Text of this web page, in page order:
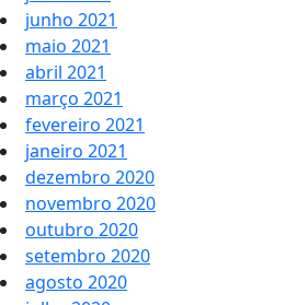
junho 2021
maio 2021
abril 2021
março 2021
fevereiro 2021
janeiro 2021
dezembro 2020
novembro 2020
outubro 2020
setembro 2020
agosto 2020